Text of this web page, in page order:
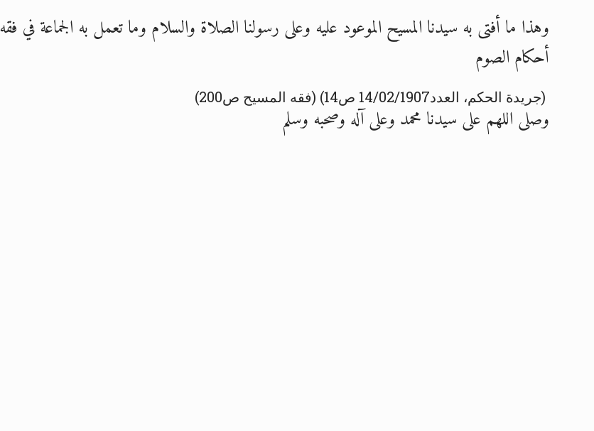
وهذا ما أفتى به سيدنا المسيح الموعود عليه وعلى رسولنا الصلاة والسلام وما تعمل به الجماعة في فقه
أحكام الصوم
(جريدة الحكم، العدد14/02/1907 ص14) (فقه المسيح ص200)
وصلى اللهم على سيدنا محمد وعلى آله وصحبه وسلم